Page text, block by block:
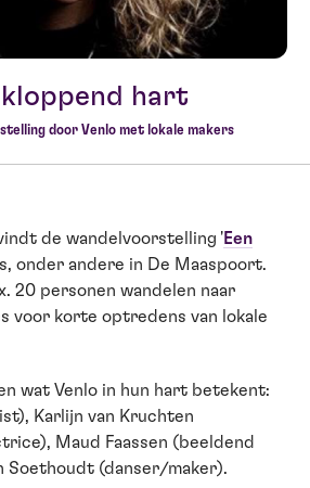
kloppend hart
door Venlo met lokale makers
de wandelvoorstelling 'Een
onder andere in De Maaspoort.
20 personen wandelen naar
voor korte optredens van lokale
wat Venlo in hun hart betekent:
Karlijn van Kruchten
Maud Faassen (beeldend
Soethoudt (danser/maker).